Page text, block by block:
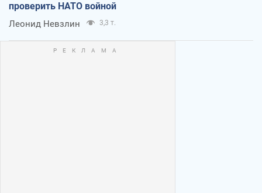
проверить НАТО войной
Леонид Невзлин 3,3 т.